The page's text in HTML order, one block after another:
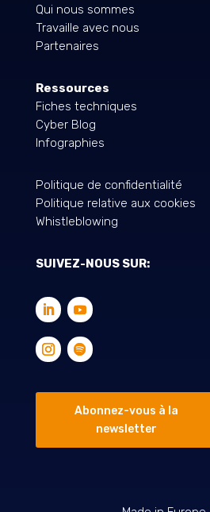
Qui nous sommes
Travaille avec nous
Partenaires
Ressources
Fiches techniques
Cyber Blog
Infographies
Politique de confidentialité
Politique relative aux cookies
Whistleblowing
SUIVEZ-NOUS SUR:
Abonnez-vous à la
newsletter